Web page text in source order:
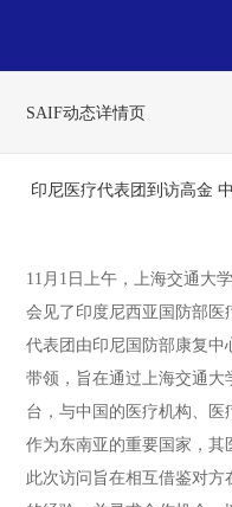
SAIF动态详情页
印尼医疗代表团到访高金
11月1日上午，上海交通大
会见了印度尼西亚国防部医
代表团由印尼国防部康复中
带领，旨在通过上海交通
台，与中国的医疗机构、
作为东南亚的重要国家，其
此次访问旨在相互借鉴对